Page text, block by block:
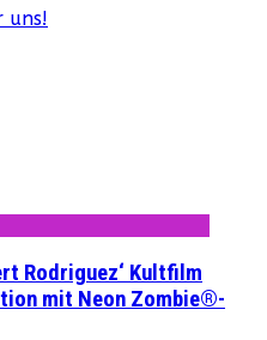
uns!
Rodriguez‘ Kultfilm
mit Neon Zombie®-